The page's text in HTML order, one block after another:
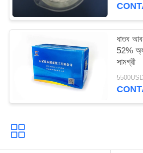
ধাতব
52%
সামগ্রী